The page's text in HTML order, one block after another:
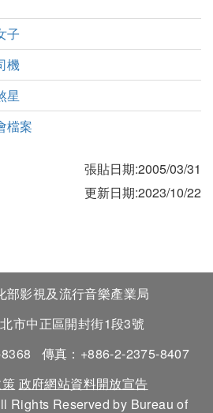
子
機
星
檔案
張貼日期:2005/03/31
更新日期:2023/10/22
部影視及流行音樂產業局
市中正區開封街1段3號
傳真：+886-2-2375-8407
政府網站資料開放宣告
Rights Reserved by Bureau of